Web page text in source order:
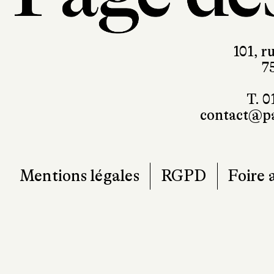
101,
T.
Mentions légales RGPD Foire